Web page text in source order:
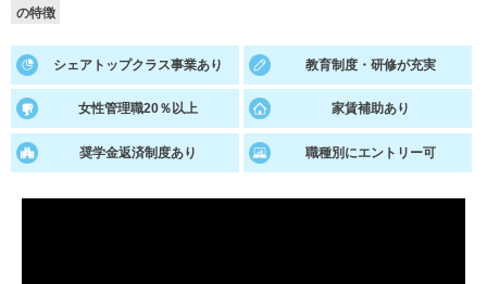
就活支援 就活コラム
適職診断
あなたに合う仕事を診断！
就活チャンネル
動画で対策講座をチェック
の特徴
シェアトップクラス事業あり 教育制度・研修が充実
女性管理職20％以上 家賃補助あり
奨学金返済制度あり 職種別にエントリー可